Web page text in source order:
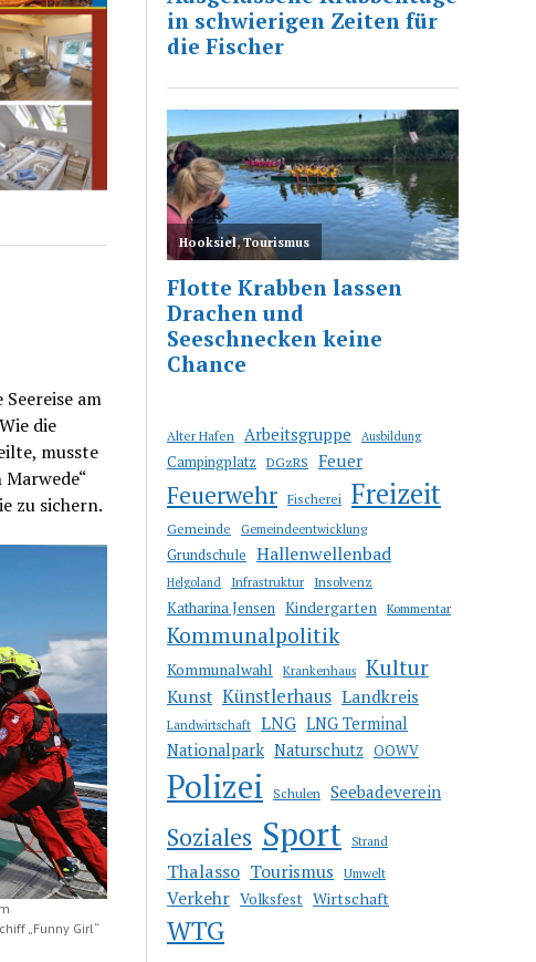
am
die
musste
zu sichern.
„Funny Girl“
Alter Hafen Arbeitsgruppe Ausbildung
Campingplatz DGzRS Feuer
Feuerwehr Fischerei Freizeit
Gemeinde Gemeindeentwicklung
Grundschule Hallenwellenbad
Helgoland Infrastruktur Insolvenz
Katharina Jensen Kindergarten Kommentar
Kommunalpolitik
Kommunalwahl Krankenhaus Kultur
Kunst Künstlerhaus Landkreis
Landwirtschaft LNG LNG Terminal
Nationalpark Naturschutz OOWV
Polizei Schulen Seebadeverein
Soziales Sport Strand
Thalasso Tourismus Umwelt
Verkehr Volksfest Wirtschaft
WTG